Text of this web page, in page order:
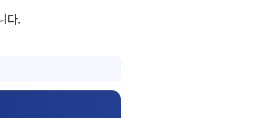
다.